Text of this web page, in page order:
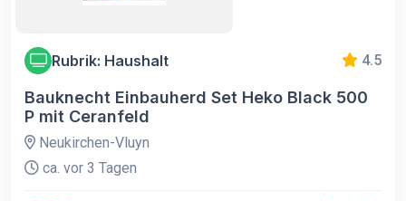
Rubrik: Haushalt 4.5
Bauknecht Einbauherd Set Heko Black 500
P mit Ceranfeld
Neukirchen-Vluyn
ca. vor 3 Tagen